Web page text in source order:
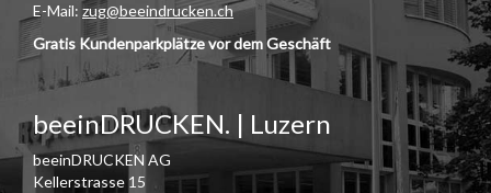
E-Mail: zug@beeindrucken.ch
Gratis Kundenparkplätze vor dem Geschäft
beeinDRUCKEN. | Luzern
beeinDRUCKEN AG
Kellerstrasse 15